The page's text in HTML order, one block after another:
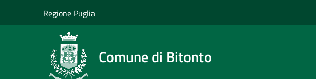
Regione Puglia
Comune di Bitonto